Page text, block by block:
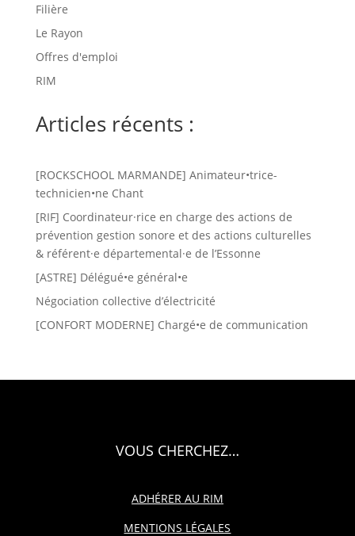
Filière
Le Rayon
Offres d'emploi
RIM
Articles récents :
[ROCKSCHOOL MARMANDE] Animateur•trice-
technicien•ne Chant
[RIF] Coordinateur·rice en charge des actions de
prévention gestion sonore et des actions culturelles
& référent·e départemental·e de l’Essonne
[ASTRE] Délégué•e général•e
Négociation collective d’électricité
[CONFORT MODERNE] Chargé•e de communication
VOUS CHERCHEZ…
ADHÉRER AU RIM
MENTIONS LÉGALES